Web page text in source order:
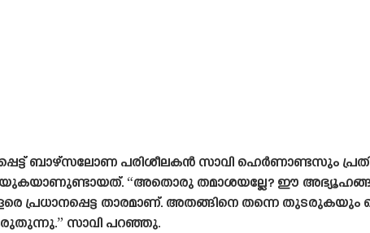
ബാഴ്‌സലോണ പരിശീലകൻ സാവി ഹെർണാണ്ടസും
“അതൊരു തമാശയല്ലേ? ഈ
പ്രധാനപ്പെട്ട താരമാണ്. അതങ്ങിനെ തന്നെ തുടരുകയും
കരുതുന്നു.” സാവി പറഞ്ഞു.